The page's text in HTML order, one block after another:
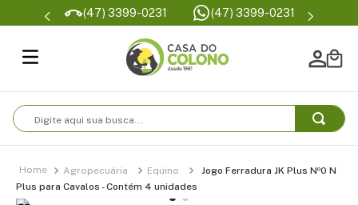
(47) 3399-0231
Parcelamento em até 6x
sem juros
Condições de
Digite aqui sua busca...
Agropecuária Equino
Jogo Ferradura JK Plus Nº0 N
Plus para Cavalos - Contém 4 unidades